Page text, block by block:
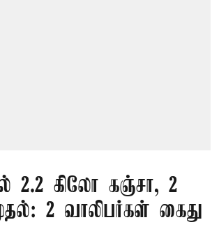
2.2 கிலோ கஞ்சா, 2
2 வாலிபர்கள் கைது